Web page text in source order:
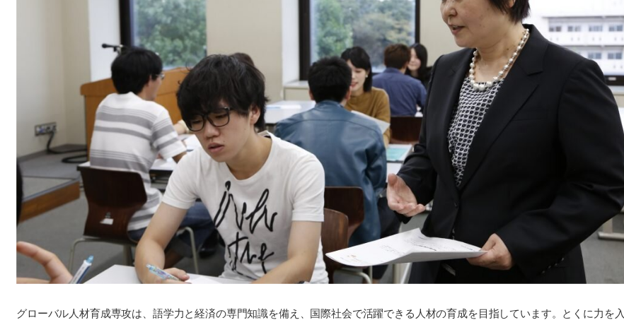
グローバル人材育成専攻は、語学力と経済の専門知識を備え、国際社会で活躍できる人材の育成を目指しています。とくに力を入